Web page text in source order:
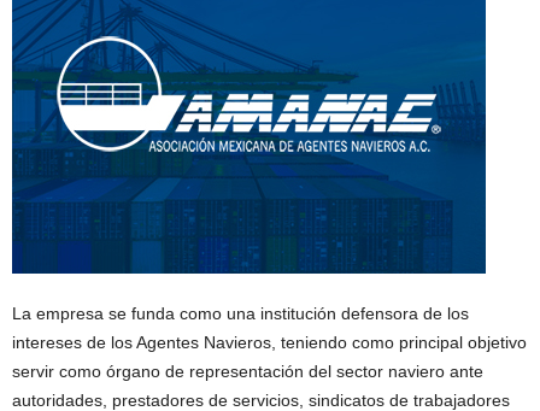
La empresa se funda como una institución defensora de los
intereses de los Agentes Navieros, teniendo como principal objetivo
servir como órgano de representación del sector naviero ante
autoridades, prestadores de servicios, sindicatos de trabajadores